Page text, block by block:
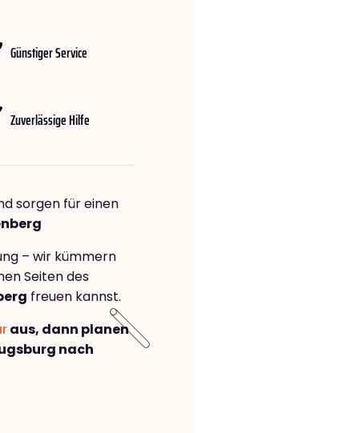
Günstiger Service
Zuverlässige Hilfe
sorgen für einen
– wir kümmern
Seiten des
freuen kannst.
aus, dann planen
nach